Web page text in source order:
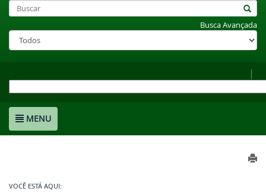
Busca Avançada
MENU
VOCÊ ESTÁ AQUI: